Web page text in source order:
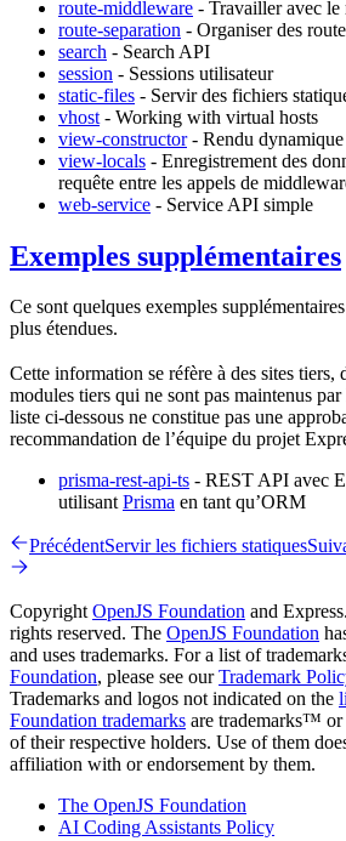
route-middleware - Travailler avec le
route-separation - Organiser des
search - Search API
session - Sessions utilisateur
static-files - Servir des fichiers
vhost - Working with virtual hosts
view-constructor- Rendu dynamique
view-locals - Enregistrement des
requête entre les appels de
web-service - Service API simple
Exemples supplémentaires
Ce sont quelques exemples
plus étendues.
Cette information se réfère à des sites tiers,
modules tiers qui ne sont pas maintenus
liste ci-dessous ne constitue pas une
recommandation de l’équipe du projet
prisma-rest-api-ts - REST API avec
utilisant Prisma en tant qu’ORM
PrécédentServir les fichiers statiques
Copyright OpenJS Foundation and
rights reserved. The OpenJS Foundation
and uses trademarks. For a list of
Foundation, please see ourTrademark
Trademarks and logos not indicated on the
Foundation trademarks are trademarks™ or
of their respective holders. Use of them
affiliation with or endorsement by them.
The OpenJS Foundation
AI Coding Assistants Policy